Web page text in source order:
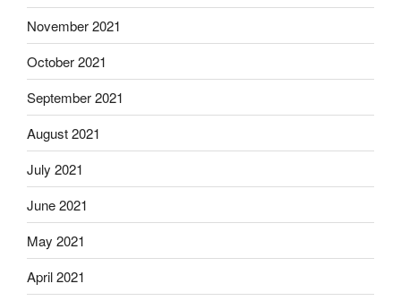
November 2021
October 2021
September 2021
August 2021
July 2021
June 2021
May 2021
April 2021